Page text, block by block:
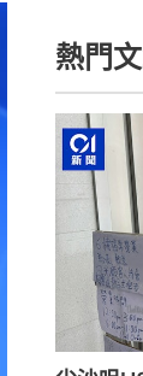
熱門